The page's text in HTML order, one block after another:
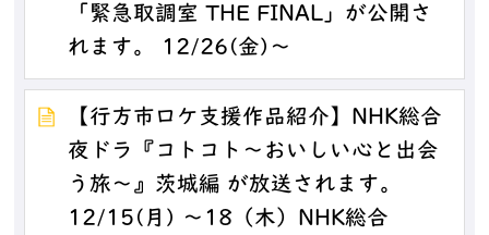
「緊急取調室 THE FINAL」が公開さ
れます。 12/26(金)～
【行方市ロケ支援作品紹介】NHK総合
夜ドラ『コトコト～おいしい心と出会
う旅～』茨城編 が放送されます。
12/15(月) ～18（木）NHK総合